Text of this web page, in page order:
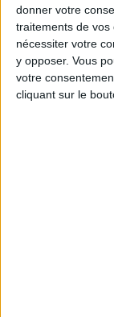
donner votre
traitements de
nécessiter votre
y opposer. Vous
votre
cliquant sur le
Peut-on